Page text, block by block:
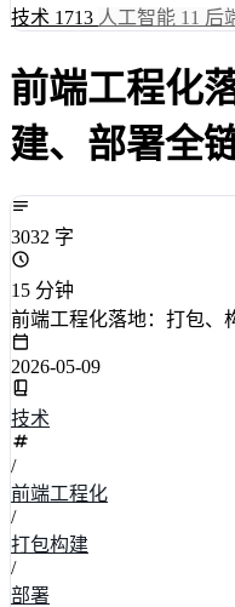
技术 1713 人工智能 11 后
前端工程化
建、部署全
3032 字
15 分钟
前端工程化落地：打包、
2026-05-09
技术
/
前端工程化
/
打包构建
/
部署